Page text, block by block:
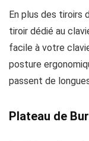
En plus des tiroirs
tiroir dédié au
facile à votre
posture
passent de
Plateau de